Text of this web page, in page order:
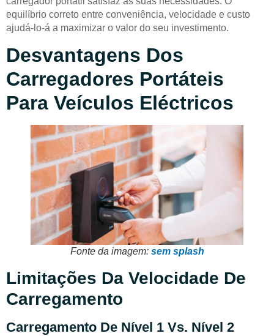
equilíbrio correto entre conveniência, velocidade e custo
ajudá-lo-á a maximizar o valor do seu investimento.
Desvantagens Dos
Carregadores Portáteis
Para Veículos Eléctricos
Fonte da imagem: sem splash
Limitações Da Velocidade De
Carregamento
Carregamento De Nível 1 Vs. Nível 2